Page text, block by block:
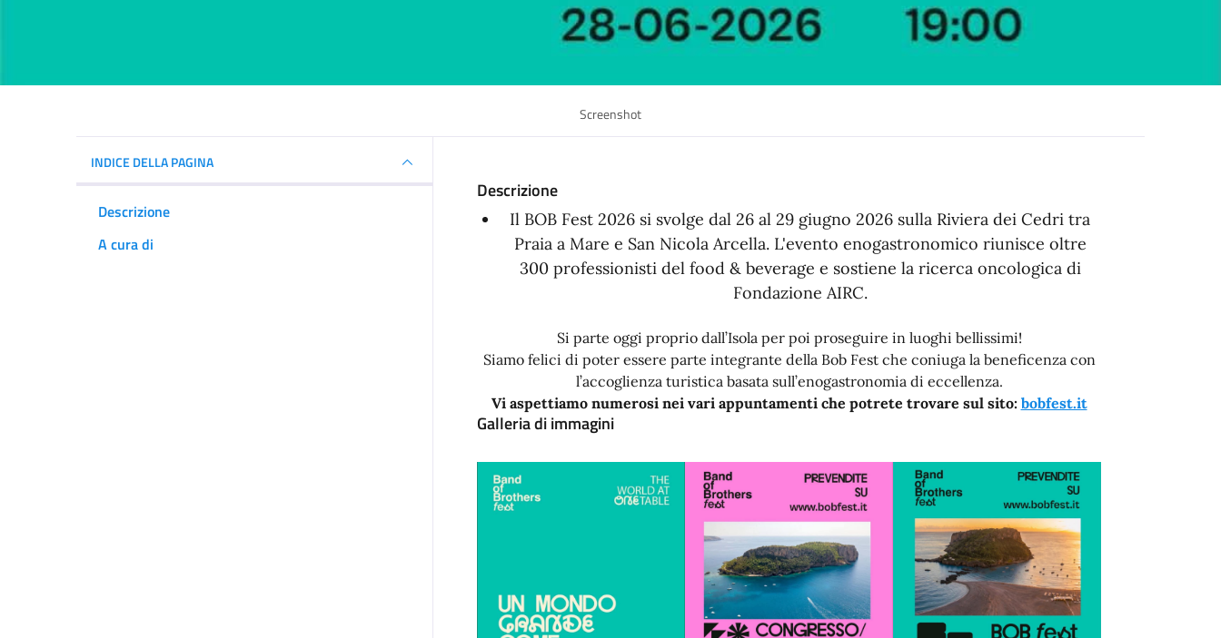
Screenshot
INDICE DELLA PAGINA
Descrizione
A cura di
Descrizione
Il BOB Fest 2026 si svolge dal 26 al 29 giugno 2026 sulla Riviera dei Cedri tra
Praia a Mare e San Nicola Arcella. L'evento enogastronomico riunisce oltre
300 professionisti del food & beverage e sostiene la ricerca oncologica di
Fondazione AIRC.
Si parte oggi proprio dall’Isola per poi proseguire in luoghi bellissimi!
Siamo felici di poter essere parte integrante della Bob Fest che coniuga la beneficenza con
l’accoglienza turistica basata sull’enogastronomia di eccellenza.
Vi aspettiamo numerosi nei vari appuntamenti che potrete trovare sul sito: bobfest.it
Galleria di immagini